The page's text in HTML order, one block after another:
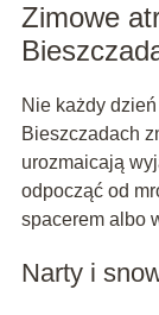
Zimowe
Nie każdy
Bieszczadach
urozmaicają
odpocząć od
spacerem albo
Narty i